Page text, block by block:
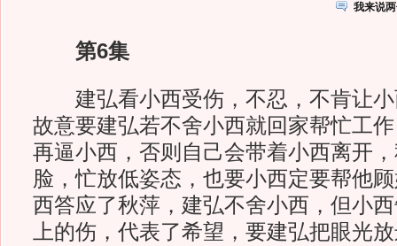
我来说
第6集
建弘看小西受伤，不忍，不肯让小
故意要建弘若不舍小西就回家帮忙工
再逼小西，否则自己会带着小西离开
脸，忙放低姿态，也要小西定要帮他
西答应了秋萍，建弘不舍小西，但小
上的伤，代表了希望，要建弘把眼光